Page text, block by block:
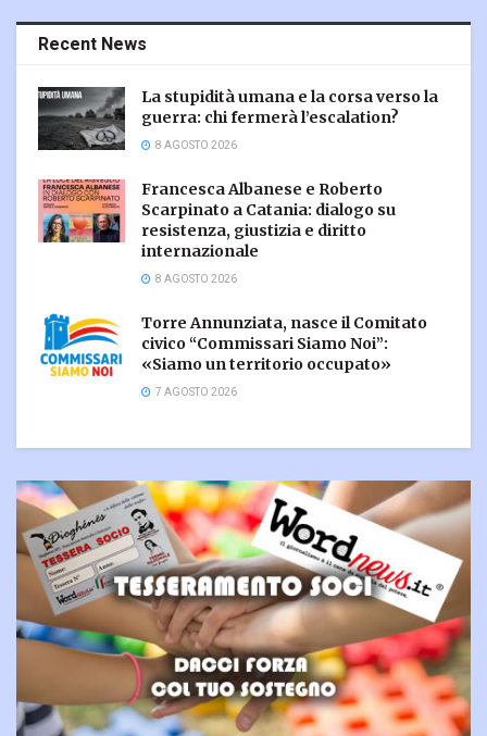
Recent News
La stupidità umana e la corsa verso la
guerra: chi fermerà l’escalation?
8 AGOSTO 2026
Francesca Albanese e Roberto
Scarpinato a Catania: dialogo su
resistenza, giustizia e diritto
internazionale
8 AGOSTO 2026
Torre Annunziata, nasce il Comitato
civico “Commissari Siamo Noi”:
«Siamo un territorio occupato»
7 AGOSTO 2026